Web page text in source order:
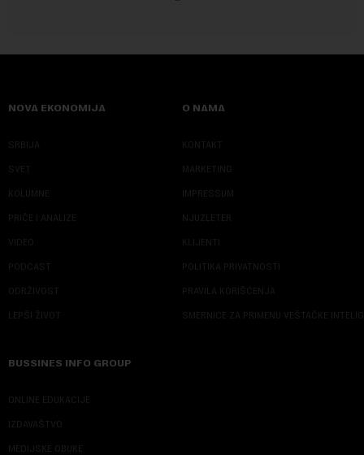
NOVA EKONOMIJA
SRBIJA
SVET
KOLUMNE
PRIČE I ANALIZE
VIDEO
PODCAST
ODRŽIVOST
LEPŠI ŽIVOT
O NAMA
KONTAKT
MARKETING
IMPRESSUM
NJUZLETER
KLIJENTI
POLITIKA PRIVATNOSTI
PRAVILA KORIŠĆENJA
SMERNICE ZA PRIMENU VEŠTAČKE
BUSSINES INFO GROUP
ONLINE EDUKACIJE
IZDAVAŠTVO
MEDIJSKE OBUKE